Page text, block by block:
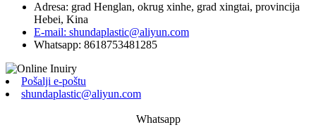
Adresa: grad Henglan, okrug xinhe, grad xingtai, provincija
Hebei, Kina
E-mail: shundaplastic@aliyun.com
Whatsapp: 8618753481285
Pošalji e-poštu
shundaplastic@aliyun.com
Whatsapp